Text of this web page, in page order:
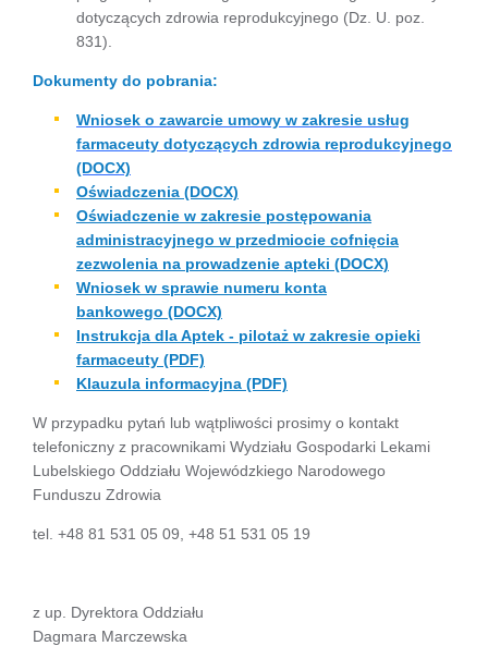
dotyczących zdrowia reprodukcyjnego (Dz. U. poz.
831).
Dokumenty do pobrania:
Wniosek o zawarcie umowy w zakresie usług
farmaceuty dotyczących zdrowia reprodukcyjnego
(DOCX)
Oświadczenia (DOCX)
Oświadczenie w zakresie postępowania
administracyjnego w przedmiocie cofnięcia
zezwolenia na prowadzenie apteki (DOCX)
Wniosek w sprawie numeru konta
bankowego (DOCX)
Instrukcja dla Aptek - pilotaż w zakresie opieki
farmaceuty (PDF)
Klauzula informacyjna (PDF)
W przypadku pytań lub wątpliwości prosimy o kontakt
telefoniczny z pracownikami Wydziału Gospodarki Lekami
Lubelskiego Oddziału Wojewódzkiego Narodowego
Funduszu Zdrowia
tel. +48 81 531 05 09, +48 51 531 05 19
z up. Dyrektora Oddziału
Dagmara Marczewska